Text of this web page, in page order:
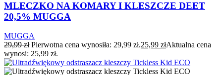
MLECZKO NA KOMARY I KLESZCZE DEET
20,5% MUGGA
MUGGA
29,99zł Pierwotna cena wynosiła: 29,99 zł.25,99 złAktualna cena
wynosi: 25,99 zł.